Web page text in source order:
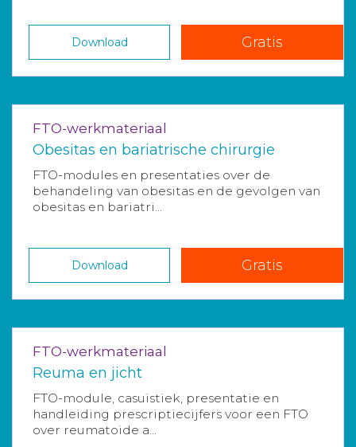
Download Gratis
FTO-werkmateriaal
Obesitas en bariatrische chirurgie
FTO-modules en presentaties over de
behandeling van obesitas en de gevolgen van
obesitas en bariatri...
Download Gratis
FTO-werkmateriaal
Reuma en jicht
FTO-module, casuïstiek, presentatie en
handleiding prescriptiecijfers voor een FTO
over reumatoide a...